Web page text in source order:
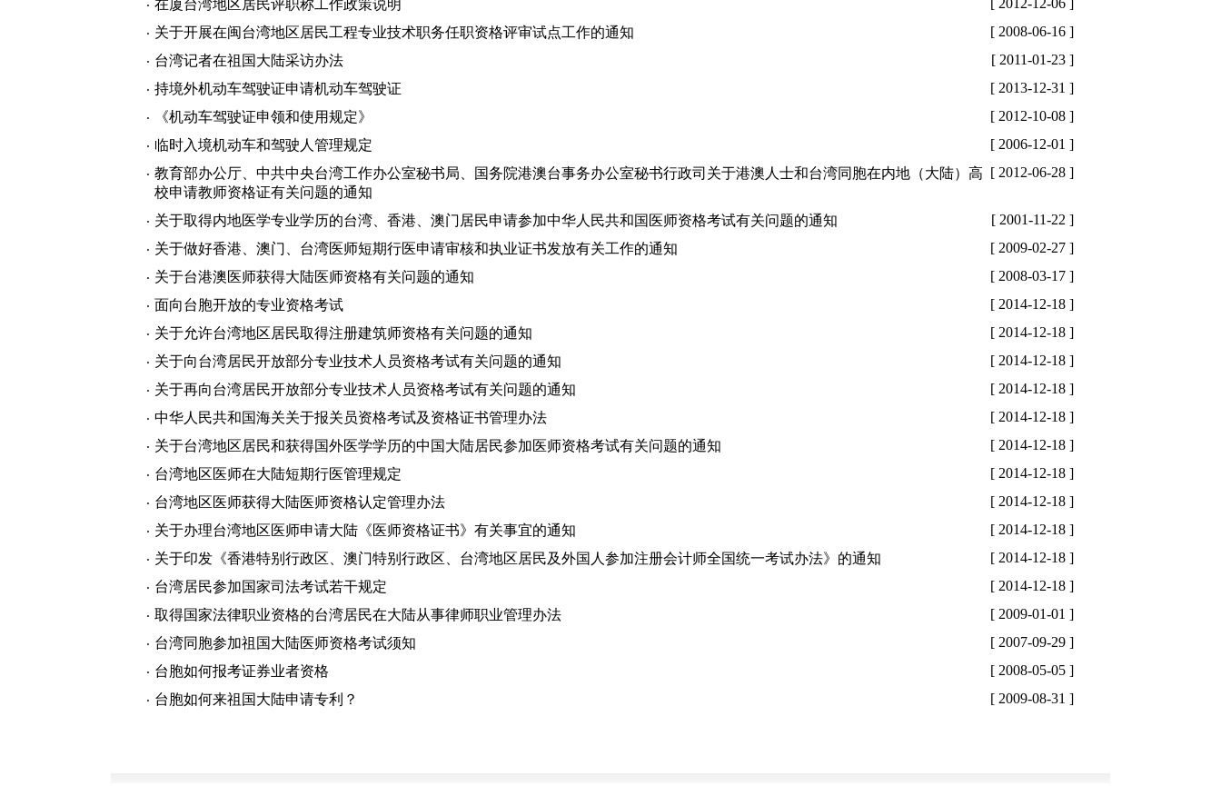
[ 2012-12-06 ]
在厦台湾地区居民评职称工作政策说明
[ 2008-06-16 ]
关于开展在闽台湾地区居民工程专业技术职务任职资格评审试点工作的通知
[ 2011-01-23 ]
台湾记者在祖国大陆采访办法
[ 2013-12-31 ]
持境外机动车驾驶证申请机动车驾驶证
[ 2012-10-08 ]
《机动车驾驶证申领和使用规定》
[ 2006-12-01 ]
临时入境机动车和驾驶人管理规定
[ 2012-06-28 ]
教育部办公厅、中共中央台湾工作办公室秘书局、国务院港澳台事务办公室秘书行政司关于港澳人士和台湾同胞在内地（大陆）高
校申请教师资格证有关问题的通知
[ 2001-11-22 ]
关于取得内地医学专业学历的台湾、香港、澳门居民申请参加中华人民共和国医师资格考试有关问题的通知
[ 2009-02-27 ]
关于做好香港、澳门、台湾医师短期行医申请审核和执业证书发放有关工作的通知
[ 2008-03-17 ]
关于台港澳医师获得大陆医师资格有关问题的通知
[ 2014-12-18 ]
面向台胞开放的专业资格考试
[ 2014-12-18 ]
关于允许台湾地区居民取得注册建筑师资格有关问题的通知
[ 2014-12-18 ]
关于向台湾居民开放部分专业技术人员资格考试有关问题的通知
[ 2014-12-18 ]
关于再向台湾居民开放部分专业技术人员资格考试有关问题的通知
[ 2014-12-18 ]
中华人民共和国海关关于报关员资格考试及资格证书管理办法
[ 2014-12-18 ]
关于台湾地区居民和获得国外医学学历的中国大陆居民参加医师资格考试有关问题的通知
[ 2014-12-18 ]
台湾地区医师在大陆短期行医管理规定
[ 2014-12-18 ]
台湾地区医师获得大陆医师资格认定管理办法
[ 2014-12-18 ]
关于办理台湾地区医师申请大陆《医师资格证书》有关事宜的通知
[ 2014-12-18 ]
关于印发《香港特别行政区、澳门特别行政区、台湾地区居民及外国人参加注册会计师全国统一考试办法》的通知
[ 2014-12-18 ]
台湾居民参加国家司法考试若干规定
[ 2009-01-01 ]
取得国家法律职业资格的台湾居民在大陆从事律师职业管理办法
[ 2007-09-29 ]
台湾同胞参加祖国大陆医师资格考试须知
[ 2008-05-05 ]
台胞如何报考证券业者资格
[ 2009-08-31 ]
台胞如何来祖国大陆申请专利？